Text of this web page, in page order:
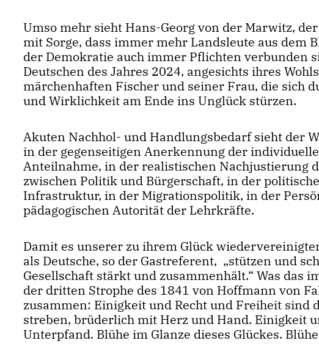
Umso mehr sieht Hans-Georg von der Marwitz,
mit Sorge, dass immer mehr Landsleute aus dem
der Demokratie auch immer Pflichten verbunden
Deutschen des Jahres 2024, angesichts ihres
märchenhaften Fischer und seiner Frau, die sich
und Wirklichkeit am Ende ins Unglück stürzen.
Akuten Nachhol- und Handlungsbedarf sieht der
in der gegenseitigen Anerkennung der
Anteilnahme, in der realistischen Nachjustierung
zwischen Politik und Bürgerschaft, in der
Infrastruktur, in der Migrationspolitik, in der
pädagogischen Autorität der Lehrkräfte.
Damit es unserer zu ihrem Glück
als Deutsche, so der Gastreferent, „stützen und
Gesellschaft stärkt und zusammenhält.“ Was das
der dritten Strophe des 1841 von Hoffmann von
zusammen: Einigkeit und Recht und Freiheit sind
streben, brüderlich mit Herz und Hand. Einigkeit
Unterpfand. Blühe im Glanze dieses Glückes.